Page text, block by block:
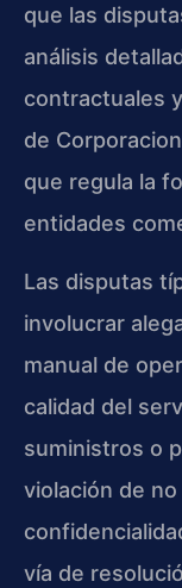
que las
análisis
contractuales
de
que regula la
entidades
Las disputas
involucrar
manual de
calidad del
suministros o
violación de
vía de